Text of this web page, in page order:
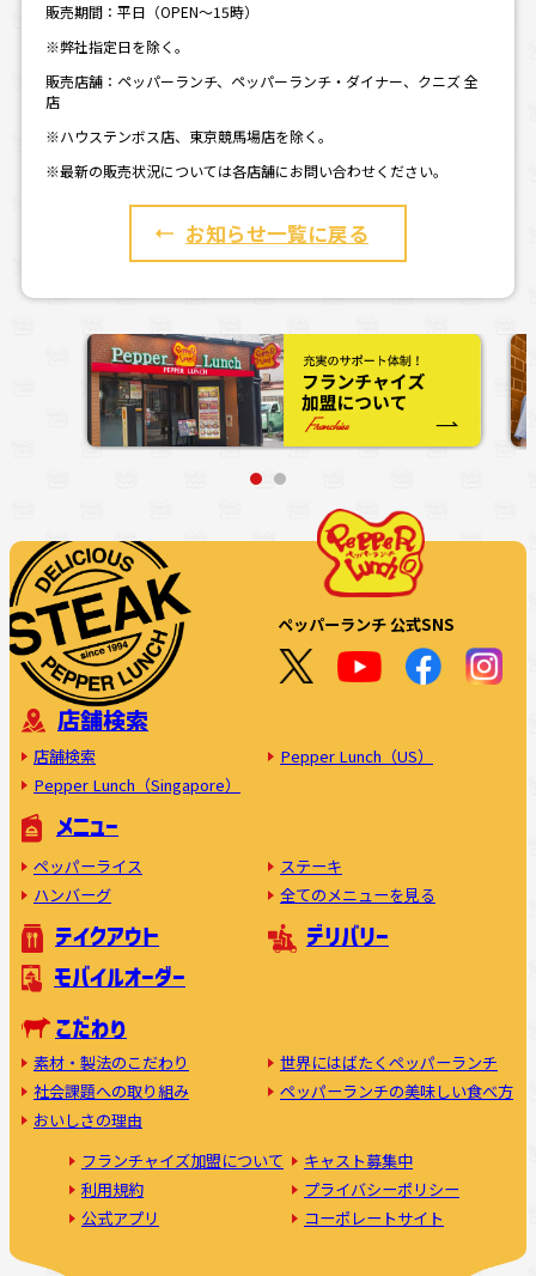
販売期間：平日（OPEN～15時）
※弊社指定日を除く。
販売店舗：ペッパーランチ、ペッパーランチ・ダイナー、クニズ 全
店
※ハウステンボス店、東京競馬場店を除く。
※最新の販売状況については各店舗にお問い合わせください。
お知らせ一覧に戻る
ペッパーランチ 公式SNS
店舗検索
店舗検索
Pepper Lunch（US）
Pepper Lunch（Singapore）
メニュー
ペッパーライス
ステーキ
ハンバーグ
全てのメニューを見る
テイクアウト
デリバリー
モバイルオーダー
こだわり
素材・製法のこだわり
世界にはばたくペッパーランチ
社会課題への取り組み
ペッパーランチの美味しい食べ方
おいしさの理由
フランチャイズ加盟について
キャスト募集中
利用規約
プライバシーポリシー
公式アプリ
コーポレートサイト